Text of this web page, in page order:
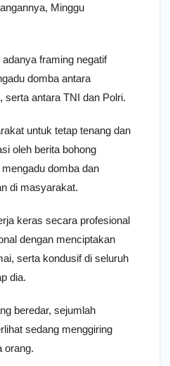
Minggu
framing negatif
domba antara
serta antara TNI dan Polri.
untuk tetap tenang dan
oleh berita bohong
domba dan
di masyarakat.
keras secara profesional
dengan menciptakan
serta kondusif di seluruh
dia.
beredar, sejumlah
sedang menggiring
orang.